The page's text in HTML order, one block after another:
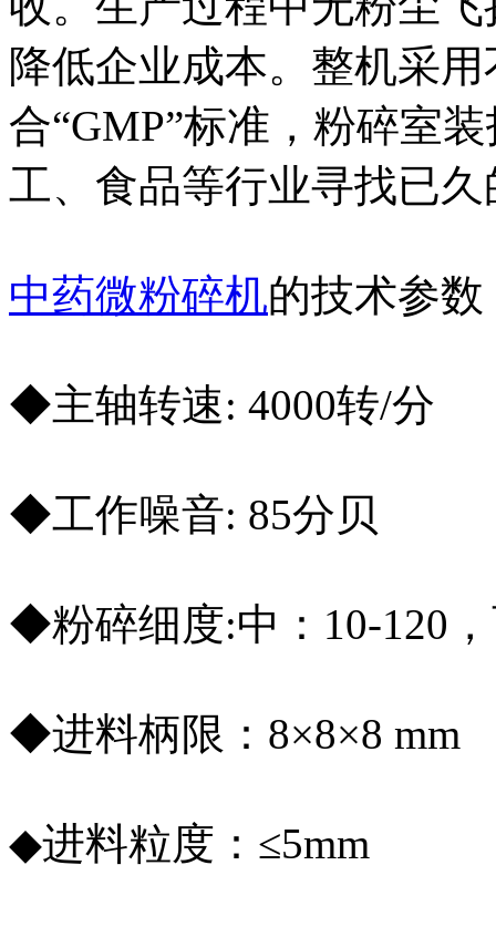
降低企业成本。整机采
合“GMP”标准，粉碎室
工、食品等行业寻找已
中药微粉碎机的技术参数
◆主轴转速: 4000转/分
◆工作噪音: 85分贝
◆粉碎细度:中：10-120
◆进料柄限：8×8×8 mm
◆进料粒度：≤5mm